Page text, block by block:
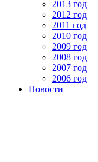
2013 год
2012 год
2011 год
2010 год
2009 год
2008 год
2007 год
2006 год
Новости